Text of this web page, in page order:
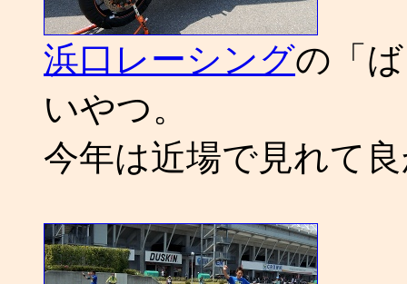
浜口レーシングの「
いやつ。
今年は近場で見れて